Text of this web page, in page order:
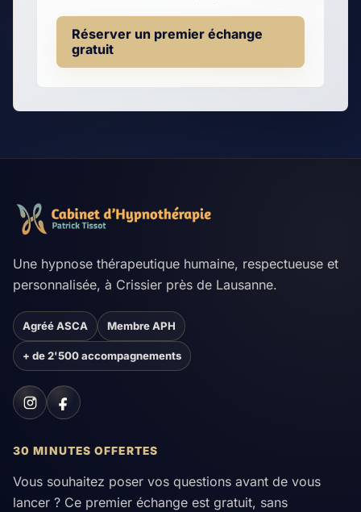
Réserver un premier échange
gratuit
Une hypnose thérapeutique humaine, respectueuse et
personnalisée, à Crissier près de Lausanne.
Agréé ASCA Membre APH
+ de 2'500 accompagnements
30 MINUTES OFFERTES
Vous souhaitez poser vos questions avant de vous
lancer ? Ce premier échange est gratuit, sans